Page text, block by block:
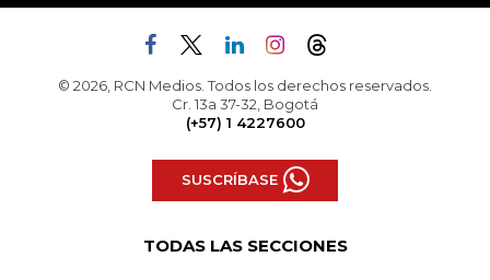
© 2026, RCN Medios. Todos los derechos reservados.
Cr. 13a 37-32, Bogotá
(+57) 1 4227600
SUSCRÍBASE
TODAS LAS SECCIONES